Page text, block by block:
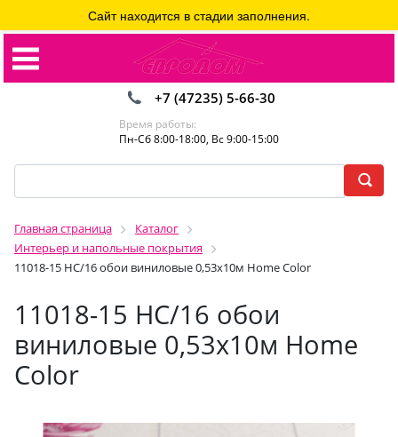
+7 (47235) 5-66-30
Время работы:
Пн-Сб 8:00-18:00, Вс 9:00-15:00
Главная страница
Каталог
Интерьер и напольные покрытия
11018-15 HC/16 обои виниловые 0,53х10м Home Color
11018-15 HC/16 обои
виниловые 0,53х10м Home
Color
Сайт находится в стадии заполнения.